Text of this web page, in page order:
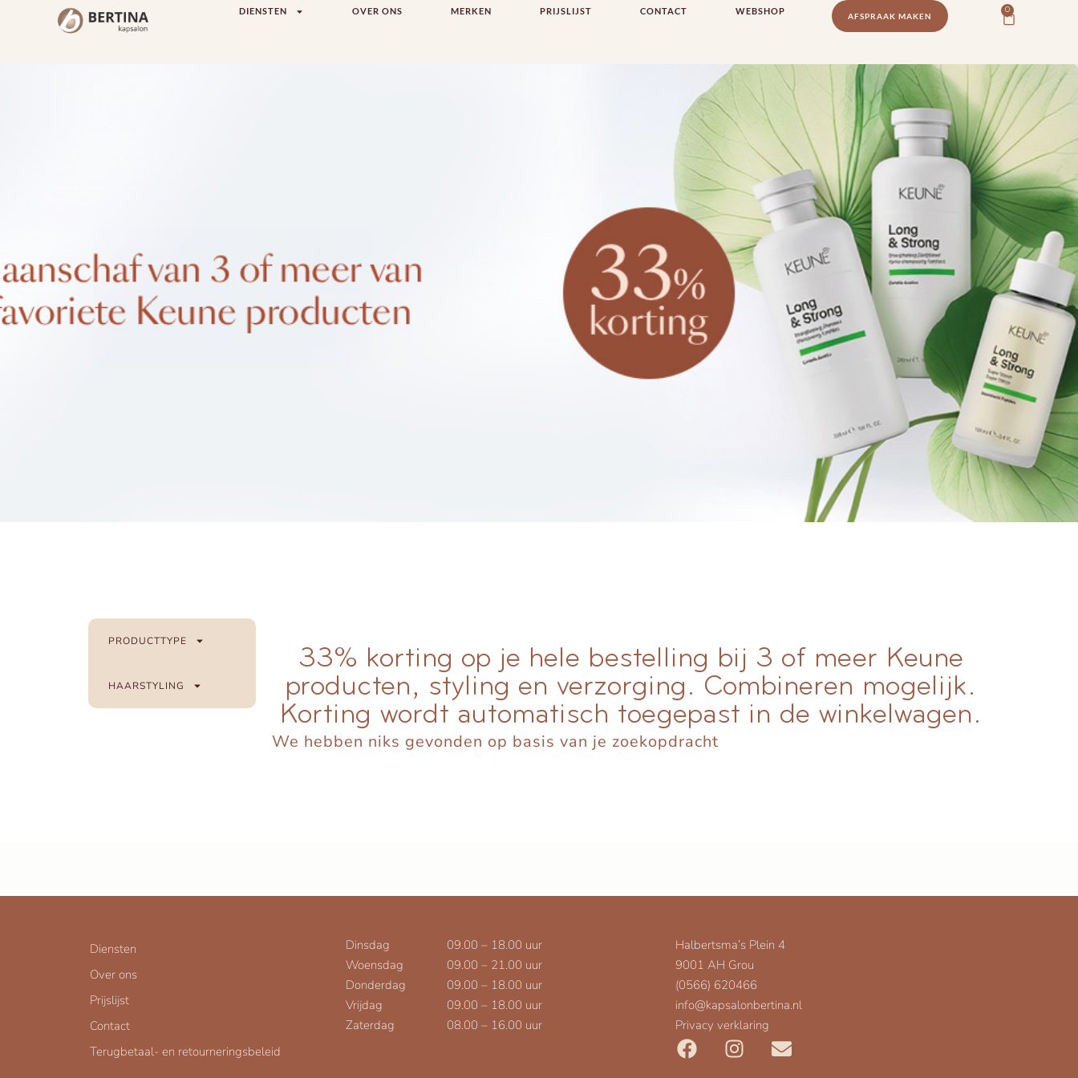
DIENSTEN OVER ONS MERKEN PRIJSLIJST CONTACT WEBSHOP AFSPRAAK MAKEN
0
PRODUCTTYPE
HAARSTYLING
33% korting op je hele bestelling bij 3 of meer Keune
producten, styling en verzorging. Combineren mogelijk.
Korting wordt automatisch toegepast in de winkelwagen.
We hebben niks gevonden op basis van je zoekopdracht
Diensten
Over ons
Prijslijst
Contact
Terugbetaal- en retourneringsbeleid
Dinsdag
Woensdag
Donderdag
Vrijdag
Zaterdag
09.00 – 18.00 uur
09.00 – 21.00 uur
09.00 – 18.00 uur
09.00 – 18.00 uur
08.00 – 16.00 uur
Halbertsma’s Plein 4
9001 AH Grou
(0566) 620466
info@kapsalonbertina.nl
Privacy verklaring